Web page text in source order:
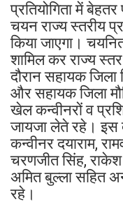
प्रतियोगिता में
चयन राज्य स्तरीय
किया जाएगा।
शामिल कर राज्य
दौरान सहायक
और सहायक जिला
खेल कन्वीनरों व
जायजा लेते रहे। इस
कन्वीनर दयाराम,
चरणजीत सिंह, राकेश
अमित बुल्ला सहित
रहे।